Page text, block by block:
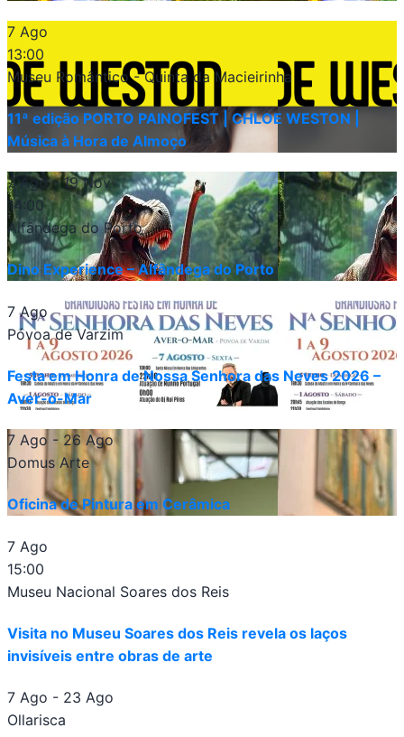
7 Ago
13:00
Museu Romântico - Quinta da Macieirinha
11ª edição PORTO PAINOFEST | CHLOE WESTON |
Música à Hora de Almoço
7 Ago- 19 Nov
14:00
Alfândega do Porto
Dino Experience – Alfândega do Porto
7 Ago
Póvoa de Varzim
Festa em Honra de Nossa Senhora das Neves 2026 –
Aver-o-Mar
7 Ago - 26 Ago
Domus Arte
Oficina de Pintura em Cerâmica
7 Ago
15:00
Museu Nacional Soares dos Reis
Visita no Museu Soares dos Reis revela os laços
invisíveis entre obras de arte
7 Ago - 23 Ago
Ollarisca